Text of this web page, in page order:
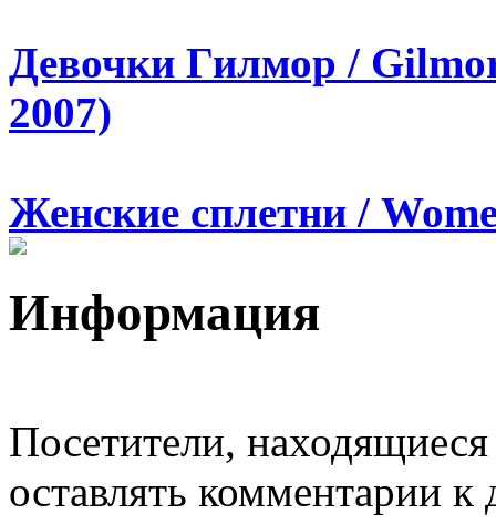
Девочки Гилмор /
2007)
Женские сплетни /
Информация
Посетители,
оставлять комментарии